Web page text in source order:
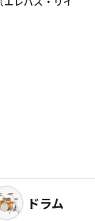
ドラム